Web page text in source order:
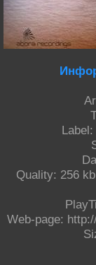
Quality: 256
Web-page: